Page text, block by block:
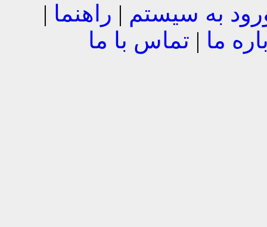
به سیستم | راهنما |
ما | تماس با ما